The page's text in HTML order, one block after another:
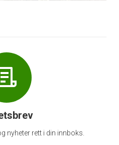
nyheter rett i din innboks.